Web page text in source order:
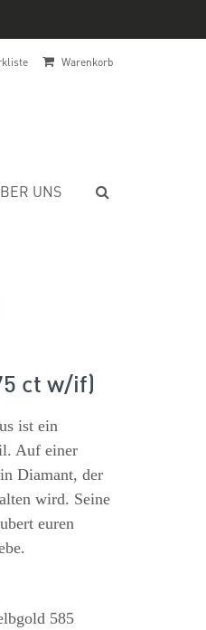
Warenkorb
UNS
ct w/if)
ist ein
Auf einer
Diamant, der
wird. Seine
euren
585